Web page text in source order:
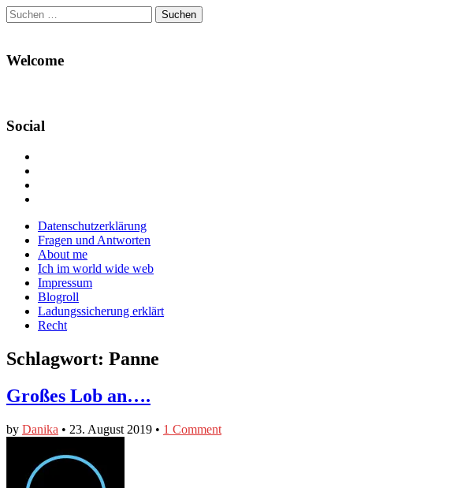
Suchen
nach:
Welcome
Social
Facebook
anzeigen
Twitter
anzeigen
auf
Instagram
anzeigen
Main
menu
Skip
content
Datenschutzerklärung
Fragen und Antworten
About me
Ich im world wide web
Impressum
Blogroll
Ladungssicherung erklärt
Recht
Schlagwort: Panne
Großes Lob an….
by Danika • 23. August 2019 • 1 Comment